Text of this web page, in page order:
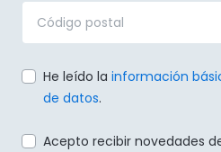
He leído la información
de datos.
Acepto recibir novedades